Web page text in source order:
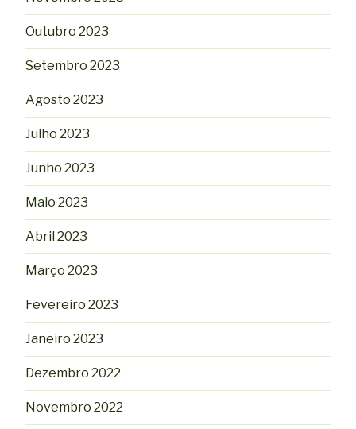
Outubro 2023
Setembro 2023
Agosto 2023
Julho 2023
Junho 2023
Maio 2023
Abril 2023
Março 2023
Fevereiro 2023
Janeiro 2023
Dezembro 2022
Novembro 2022